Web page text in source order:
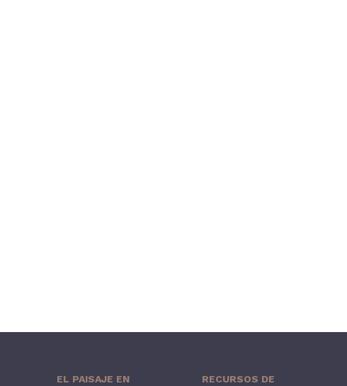
EL PAISAJE EN
RECURSOS DE